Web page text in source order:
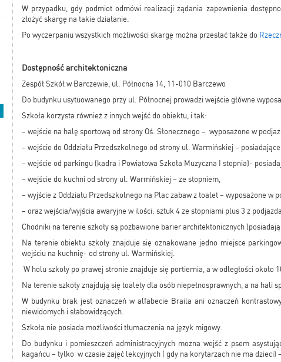
W przypadku, gdy podmiot odmówi realizacji żądania zapewnienia
złożyć skargę na takie działanie.
Po wyczerpaniu wszystkich możliwości skargę można przesłać także do
Dostępność architektoniczna
Zespół Szkół w Barczewie, ul. Północna 14, 11-010 Barczewo
Do budynku usytuowanego przy ul. Północnej prowadzi wejście główne
Szkoła korzysta również z innych wejść do obiektu, i tak:
– wejście na halę sportową od strony Oś. Słonecznego – wyposażone w
– wejście do Oddziału Przedszkolnego od strony ul. Warmińskiej –
– wejście od parkingu (kadra i Powiatowa Szkoła Muzyczna I stopnia)-
– wejście do kuchni od strony ul. Warmińskiej – ze stopniem,
– wyjście z Oddziału Przedszkolnego na Plac zabaw z toalet – wyposażone w
– oraz wejścia/wyjścia awaryjne w ilości: sztuk 4 ze stopniami plus 3 z
Chodniki na terenie szkoły są pozbawione barier architektonicznych
Na terenie obiektu szkoły znajduje się oznakowane jedno miejsce
wejściu na kuchnię- od strony ul. Warmińskiej.
W holu szkoły po prawej stronie znajduje się portiernia, a w odległości około
Na terenie szkoły znajdują się toalety dla osób niepełnosprawnych, a na hali
W budynku brak jest oznaczeń w alfabecie Braila ani oznaczeń
niewidomych i słabowidzących.
Szkoła nie posiada możliwości tłumaczenia na język migowy.
Do budynku i pomieszczeń administracyjnych można wejść z psem
kagańcu – tylko w czasie zajęć lekcyjnych ( gdy na korytarzach nie ma dzieci)